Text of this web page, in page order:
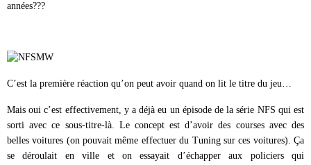
années???
C’est la première réaction qu’on peut avoir quand on lit le titre du jeu…
Mais oui c’est effectivement, y a déjà eu un épisode de la série NFS qui est
sorti avec ce sous-titre-là. Le concept est d’avoir des courses avec des
belles voitures (on pouvait même effectuer du Tuning sur ces voitures). Ça
se déroulait en ville et on essayait d’échapper aux policiers qui